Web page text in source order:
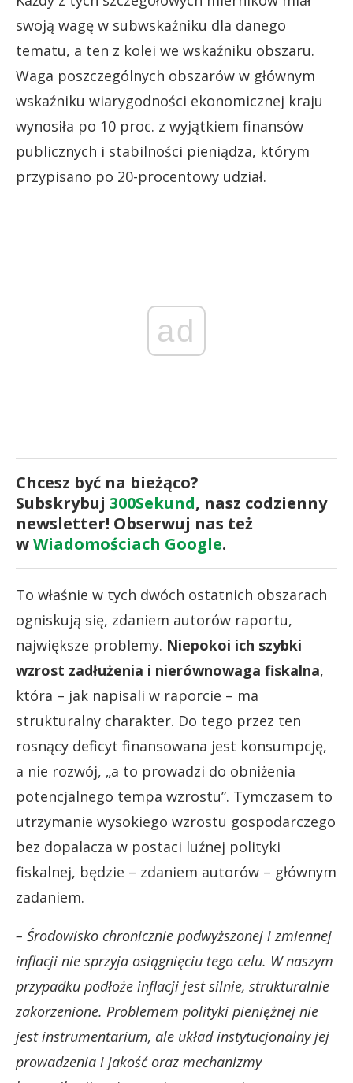
swoją wagę w subwskaźniku dla danego
tematu, a ten z kolei we wskaźniku obszaru.
Waga poszczególnych obszarów w głównym
wskaźniku wiarygodności ekonomicznej kraju
wynosiła po 10 proc. z wyjątkiem finansów
publicznych i stabilności pieniądza, którym
przypisano po 20-procentowy udział.
ad
Chcesz być na bieżąco?
Subskrybuj 300Sekund, nasz codzienny
newsletter! Obserwuj nas też
wWiadomościach Google.
To właśnie w tych dwóch ostatnich obszarach
ogniskują się, zdaniem autorów raportu,
największe problemy. Niepokoi ich szybki
wzrost zadłużenia i nierównowaga fiskalna,
która – jak napisali w raporcie – ma
strukturalny charakter. Do tego przez ten
rosnący deficyt finansowana jest konsumpcję,
a nie rozwój, „a to prowadzi do obniżenia
potencjalnego tempa wzrostu”. Tymczasem to
utrzymanie wysokiego wzrostu gospodarczego
bez dopalacza w postaci luźnej polityki
fiskalnej, będzie – zdaniem autorów – głównym
zadaniem.
– Środowisko chronicznie podwyższonej i zmiennej
inflacji nie sprzyja osiągnięciu tego celu. W naszym
przypadku podłoże inflacji jest silnie, strukturalnie
zakorzenione. Problemem polityki pieniężnej nie
jest instrumentarium, ale układ instytucjonalny jej
prowadzenia i jakość oraz mechanizmy